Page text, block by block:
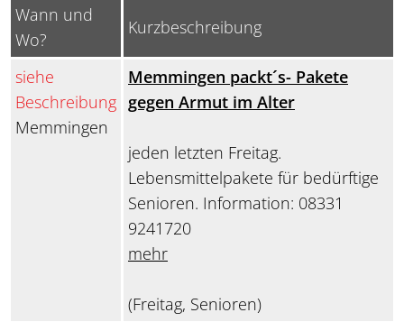
Wann und
Wo?
Kurzbeschreibung
siehe
Beschreibung
Memmingen
Memmingen packt´s- Pakete
gegen Armut im Alter
jeden letzten Freitag.
Lebensmittelpakete für bedürftige
Senioren. Information: 08331
9241720
mehr
(Freitag, Senioren)